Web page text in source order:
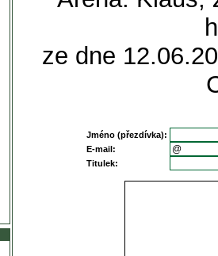
ze dne
Jméno (přezdívka):
E-mail:
Titulek: